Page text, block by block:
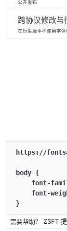
公开发布
跨协议修改与
在衍生版本不使用字
https://
body {
font-
font-
}
需要帮助？ ZSFT